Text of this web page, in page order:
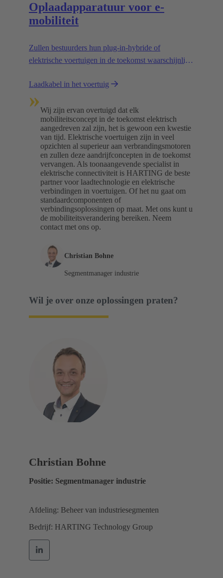
Oplaadapparatuur voor e-
mobiliteit
Zullen bestuurders hun plug-in-hybride of
elektrische voertuigen in de toekomst waarschijnlijk
vermoeden dat dat een combinatie van beide zal
zijn.
Laadkabel in het voertuig
»Wij zijn ervan overtuigd dat elk
mobiliteitsconcept in de toekomst elektrisch
aangedreven zal zijn, het is gewoon een kwestie
van tijd. Elektrische voertuigen zijn in veel
opzichten al superieur aan verbrandingsmotoren
en zullen deze aandrijfconcepten in de toekomst
vervangen. Als toonaangevende specialist in
elektrische connectiviteit is HARTING de beste
partner voor laadtechnologie en elektrische
verbindingen in voertuigen. Of het nu gaat om
standaardcomponenten of
verbindingsoplossingen op maat. Met ons kunt u
de mobiliteitsverandering bereiken. Neem
contact met ons op.
Christian Bohne
Segmentmanager industrie
Wil je over onze oplossingen praten?
Christian Bohne
Positie: Segmentmanager industrie
Afdeling: Beheer van industriesegmenten
Bedrijf: HARTING Technology Group